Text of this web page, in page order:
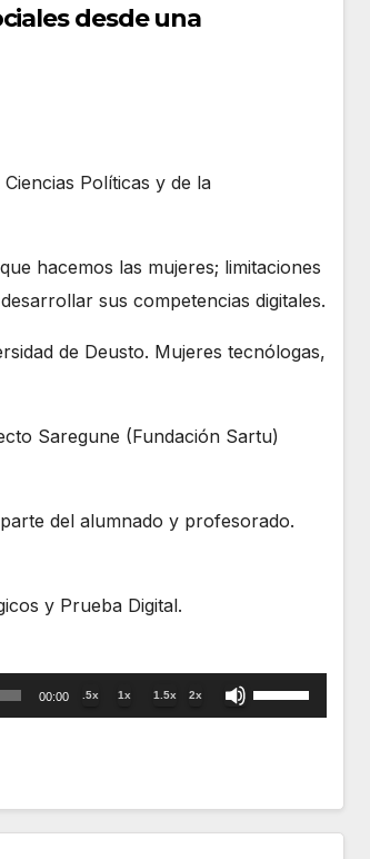
desde una
Políticas y de la
hacemos las mujeres; limitaciones
sus competencias digitales.
de Deusto. Mujeres tecnólogas,
Saregune (Fundación Sartu)
del alumnado y profesorado.
y Prueba Digital.
00:00 .5x 1x 1.5x 2x
Utiliza
las